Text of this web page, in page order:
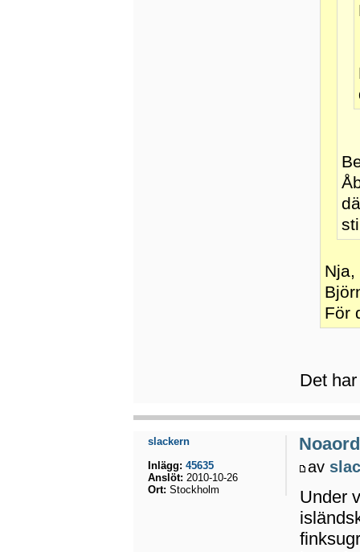
Nja,
För
Det
av
Under
slackern
Inlägg: 45635
Anslöt: 2010-10-26
Ort: Stockholm